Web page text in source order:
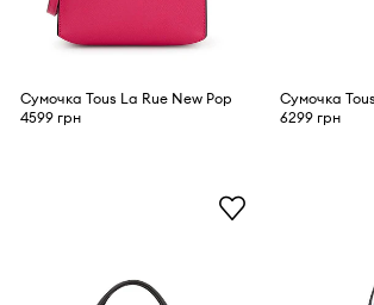
Сумочка Tous La Rue New Pop
4599 грн
Сумочка Tous
6299 грн